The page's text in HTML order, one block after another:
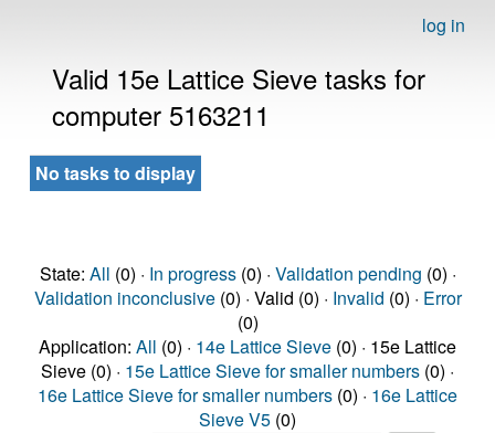
log in
Valid 15e Lattice Sieve tasks for
computer 5163211
No tasks to display
State: All (0) · In progress(0) · Validation pending (0) ·
Validation inconclusive(0) · Valid (0) · Invalid (0) · Error
(0)
Application: All (0) · 14e Lattice Sieve (0) · 15e Lattice
Sieve (0) · 15e Lattice Sieve for smaller numbers (0) ·
16e Lattice Sieve for smaller numbers (0) · 16e Lattice
Sieve V5 (0)